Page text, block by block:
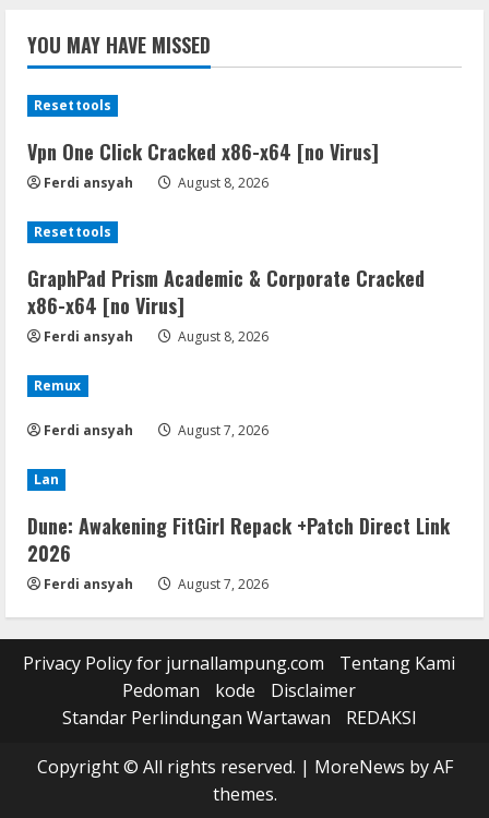
YOU MAY HAVE MISSED
Resettools
Vpn One Click Cracked x86-x64 [no Virus]
Ferdi ansyah August 8, 2026
Resettools
GraphPad Prism Academic & Corporate Cracked
x86-x64 [no Virus]
Ferdi ansyah August 8, 2026
Remux
Ferdi ansyah August 7, 2026
Lan
Dune: Awakening FitGirl Repack +Patch Direct Link
2026
Ferdi ansyah August 7, 2026
Privacy Policy for jurnallampung.com
Tentang Kami
Pedoman
kode
Disclaimer
Standar Perlindungan Wartawan
REDAKSI
Copyright © All rights reserved. | MoreNews by AF
themes.